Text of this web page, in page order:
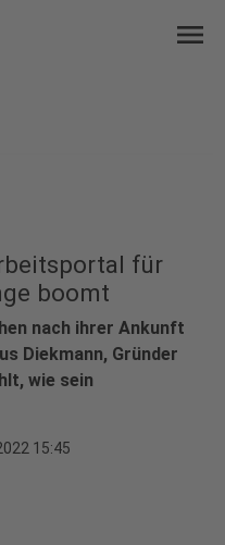
menu
für
boomt
nach ihrer Ankunft
Diekmann, Gründer
wie sein
15:45